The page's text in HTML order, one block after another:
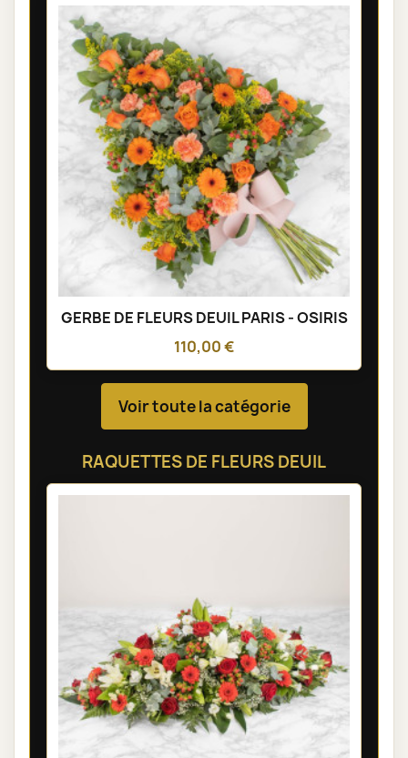
GERBE DE FLEURS DEUIL PARIS - OSIRIS
110,00 €
Voir toute la catégorie
RAQUETTES DE FLEURS DEUIL